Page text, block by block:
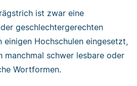
ist zwar eine
geschlechtergerechten
einigen Hochschulen eingesetzt,
manchmal schwer lesbare oder
Wortformen.